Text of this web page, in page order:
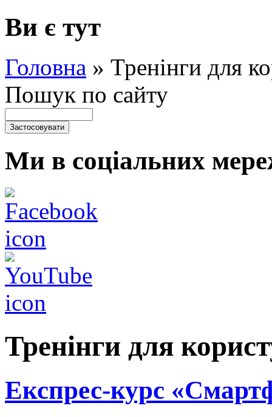
Ви є тут
Головна » Тренінги для
Пошук по сайту
Ми в соціальних
Тренінги для
Експрес-курс